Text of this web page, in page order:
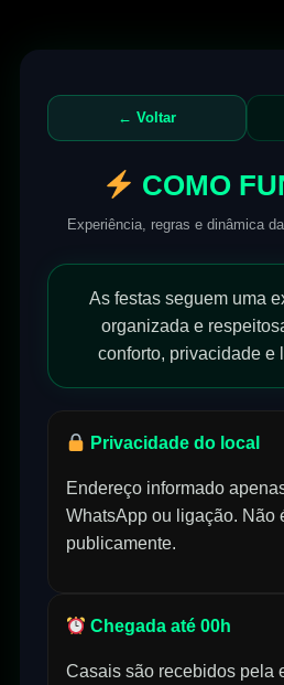
← Voltar
COMO
Experiência, regras e dinâmica
As festas seguem uma
organizada e
conforto, privacidade e
Privacidade do local
Endereço informado
WhatsApp ou ligação. Não
publicamente.
Chegada até 00h
Casais são recebidos pela